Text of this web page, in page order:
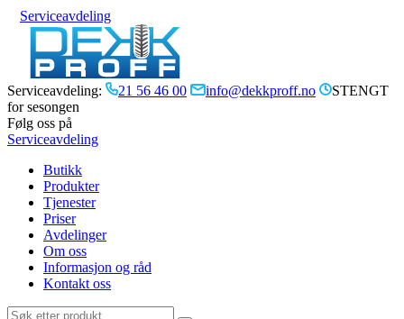
Serviceavdeling
Serviceavdeling: 21 56 46 00 info@dekkproff.no
STENGT
for sesongen
Følg oss på
Serviceavdeling
Butikk
Produkter
Tjenester
Priser
Avdelinger
Om oss
Informasjon og råd
Kontakt oss